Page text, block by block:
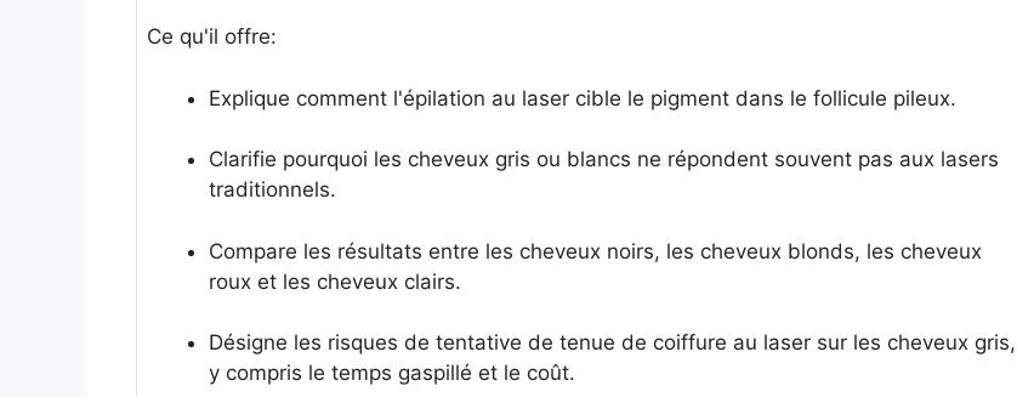
Ce qu'il offre:
Explique comment l'épilation au laser cible le pigment dans le follicule pileux.
Clarifie pourquoi les cheveux gris ou blancs ne répondent souvent pas aux lasers
traditionnels.
Compare les résultats entre les cheveux noirs, les cheveux blonds, les cheveux
roux et les cheveux clairs.
Désigne les risques de tentative de tenue de coiffure au laser sur les cheveux gris,
y compris le temps gaspillé et le coût.